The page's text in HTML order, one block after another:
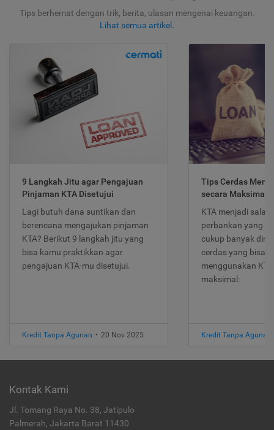
Tips berhemat dengan trik, berita, ulasan mengenai keuangan.
Lihat semua artikel .
9 Langkah Jitu agar Pengajuan
Pinjaman KTA Disetujui
Lagi butuh dana suntikan dan
berencana mengajukan pinjaman
KTA? Berikut 9 langkah jitu yang
bisa kamu praktikkan agar
pengajuan KTA-mu disetujui.
Kredit Tanpa Agunan • 20 Nov 2025
Tips Cerdas
secara Maksimal
KTA menjadi
perbankan yang
cukup banyak
cerdas yang bisa
menggunakan
maksimal:
Kredit Tanpa Agunan
Kontak Kami
Jl. Tomang Raya No. 38, Jatipulo
Palmerah, Jakarta Barat 11430